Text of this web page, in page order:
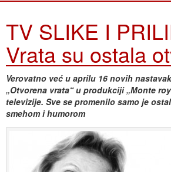
TV SLIKE I
Vrata su ostala
Verovatno već u aprilu 16 novih
„Otvorena vrata“ u produkciji „Monte
televizije. Sve se promenilo samo je
smehom i humorom